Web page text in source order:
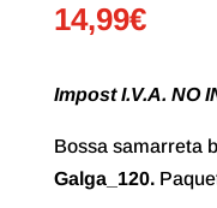
14,99€
Impost I.V.A. NO
Bossa samarreta
Galga_120.